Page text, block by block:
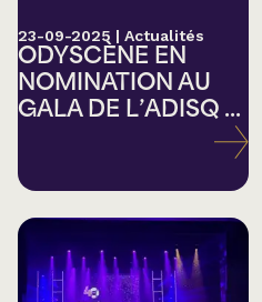
23-09-2025 | Actualités
ODYSCÈNE EN
NOMINATION AU
GALA DE L’ADISQ ...